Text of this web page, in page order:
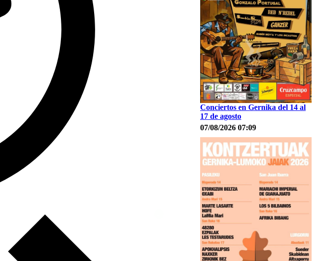
Conciertos en Gernika del 14 al
17 de agosto
07/08/2026 07:09